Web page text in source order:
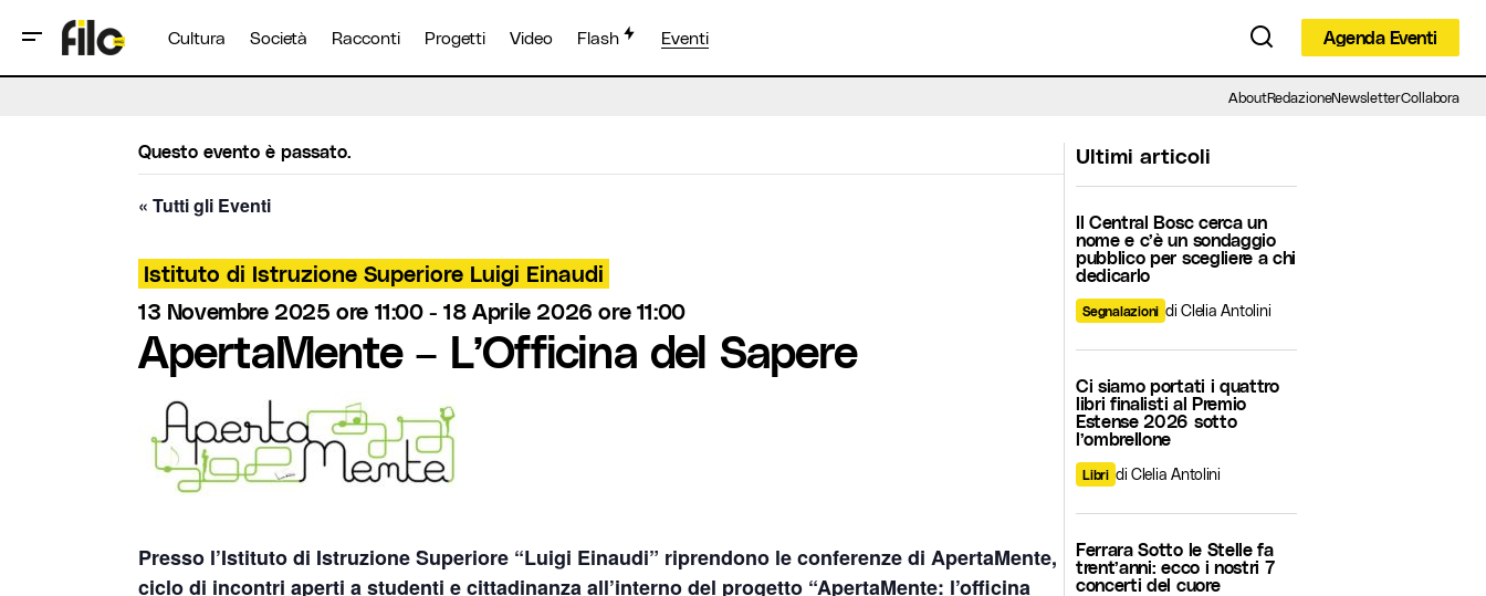
Cultura Società Racconti Progetti Video Flash Eventi
Agenda Eventi
Agenda Eventi
AboutRedazioneNewsletterCollabora
Questo evento è passato.
« Tutti gli Eventi
Istituto di Istruzione Superiore Luigi Einaudi
13 Novembre 2025 ore 11:00-18 Aprile 2026 ore 11:00
ApertaMente – L’Officina del Sapere
Presso l’Istituto di Istruzione Superiore “Luigi Einaudi” riprendono le conferenze di ApertaMente,
ciclo di incontri aperti a studenti e cittadinanza all’interno del progetto “ApertaMente: l’officina
Ultimi articoli
Il Central Bosc cerca un
nome e c’è un sondaggio
pubblico per scegliere a chi
dedicarlo
Segnalazioni di Clelia Antolini
Ci siamo portati i quattro
libri finalisti al Premio
Estense 2026 sotto
l’ombrellone
Libri di Clelia Antolini
Ferrara Sotto le Stelle fa
trent’anni: ecco i nostri 7
concerti del cuore